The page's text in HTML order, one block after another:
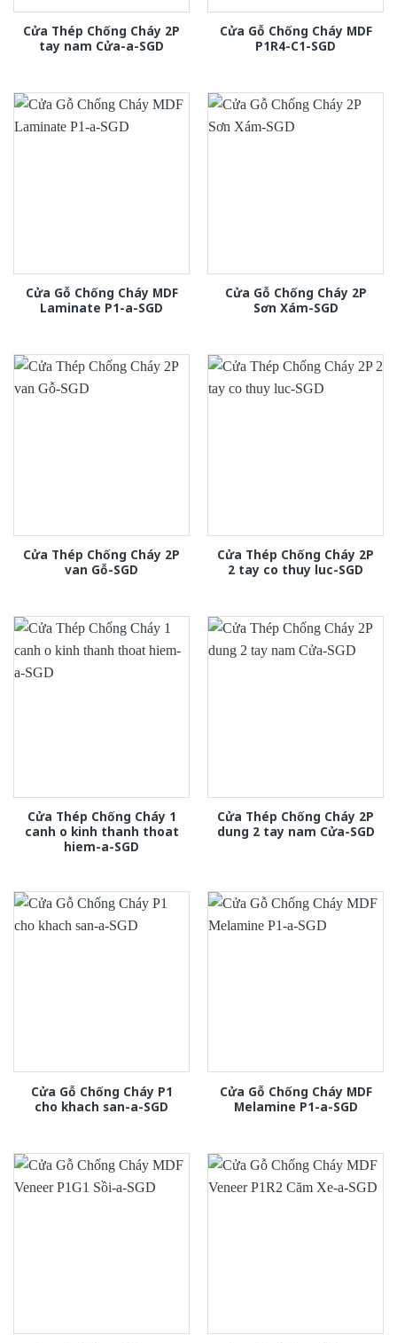
Cửa Thép Chống Cháy 2P
tay nam Cửa-a-SGD
Cửa Gỗ Chống Cháy MDF
P1R4-C1-SGD
Cửa Gỗ Chống Cháy MDF
Laminate P1-a-SGD
Cửa Gỗ Chống Cháy 2P
Sơn Xám-SGD
Cửa Thép Chống Cháy 2P
van Gỗ-SGD
Cửa Thép Chống Cháy 2P
2 tay co thuy luc-SGD
Cửa Thép Chống Cháy 1
canh o kinh thanh thoat
hiem-a-SGD
Cửa Thép Chống Cháy 2P
dung 2 tay nam Cửa-SGD
Cửa Gỗ Chống Cháy P1
cho khach san-a-SGD
Cửa Gỗ Chống Cháy MDF
Melamine P1-a-SGD